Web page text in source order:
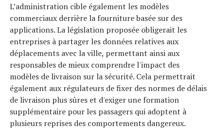
L’administration cible également les modèles
commerciaux derrière la fourniture basée sur des
applications. La législation proposée obligerait les
entreprises à partager les données relatives aux
déplacements avec la ville, permettant ainsi aux
responsables de mieux comprendre l'impact des
modèles de livraison sur la sécurité. Cela permettrait
également aux régulateurs de fixer des normes de délais
de livraison plus sûres et d'exiger une formation
supplémentaire pour les passagers qui adoptent à
plusieurs reprises des comportements dangereux.